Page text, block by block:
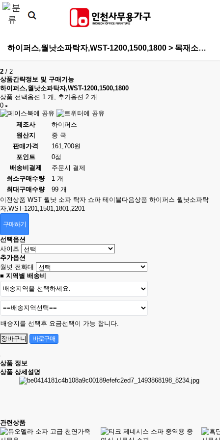
하이퍼스,월낫소파탁자,WST-1200,1500,1800 > 목재소파탁자
2 / 2
상품간략정보 및 구매기능
하이퍼스,월낫소파탁자,WST-1200,1500,1800
상품 선택옵션 1 개, 추가옵션 2 개
0
제조사
하이퍼스
원산지
중 국
판매가격
161,700원
포인트
0점
배송비결제
주문시 결제
최소구매수량
1 개
최대구매수량
99 개
이전상품 WST 월낫 소파 탁자 쇼파 테이블다음상품 하이퍼스 월낫소파탁
자,WST-1201,1501,1801,2201
구매하기
선택옵션
사이즈
추가옵션
월넛 전화대
■ 지역별 배송비
배송지를 선택후 요금선택이 가능 합니다.
상품 정보
상품 상세설명
관련상품